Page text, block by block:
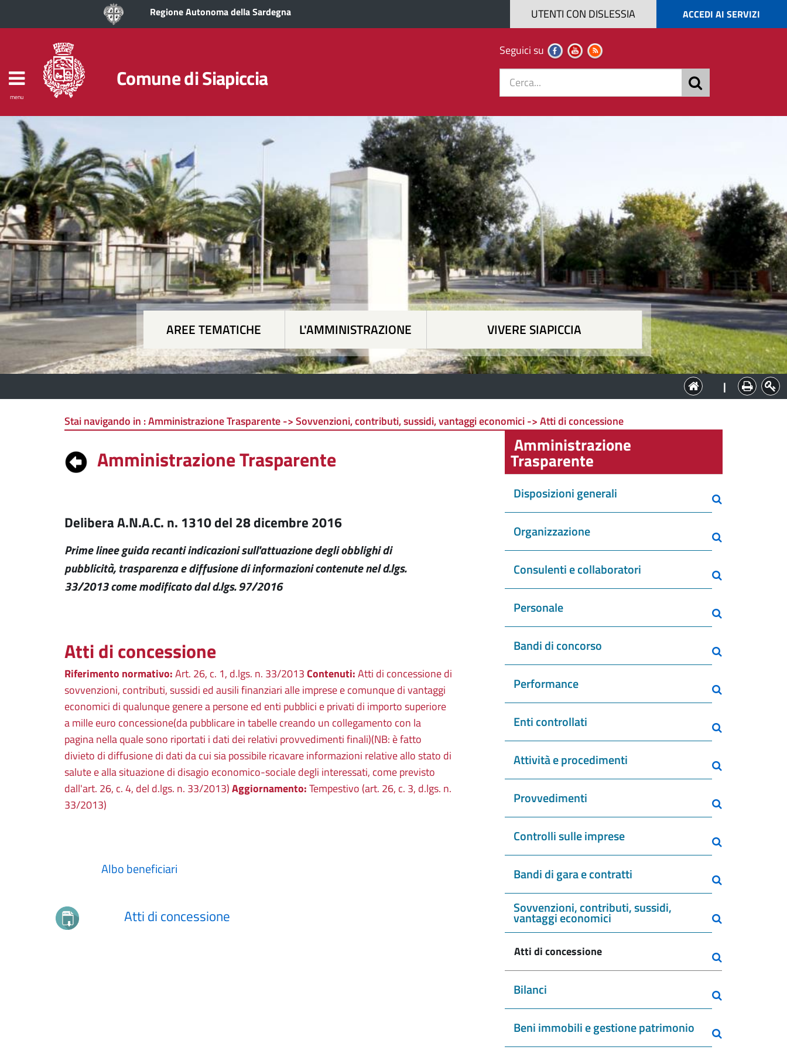
Regione Autonoma della Sardegna ACCEDI AI SERVIZI
UTENTI CON DISLESSIA
menu
Comune di Siapiccia
Seguici su
AREE TEMATICHE L'AMMINISTRAZIONE VIVERE SIAPICCIA
|
Stai navigando in :Amministrazione Trasparente -> Sovvenzioni, contributi, sussidi, vantaggi economici -> Atti di concessione
Amministrazione Trasparente
Delibera A.N.A.C. n. 1310 del 28 dicembre 2016
Prime linee guida recanti indicazioni sull'attuazione degli obblighi di
pubblicità, trasparenza e diffusione di informazioni contenute nel d.lgs.
33/2013 come modificato dal d.lgs. 97/2016
Atti di concessione
Riferimento normativo:Art. 26, c. 1, d.lgs. n. 33/2013Contenuti:Atti di concessione di
sovvenzioni, contributi, sussidi ed ausili finanziari alle imprese e comunque di vantaggi
economici di qualunque genere a persone ed enti pubblici e privati di importo superiore
a mille euro concessione(da pubblicare in tabelle creando un collegamento con la
pagina nella quale sono riportati i dati dei relativi provvedimenti finali)(NB: è fatto
divieto di diffusione di dati da cui sia possibile ricavare informazioni relative allo stato di
salute e alla situazione di disagio economico-sociale degli interessati, come previsto
dall'art. 26, c. 4, del d.lgs. n. 33/2013)Aggiornamento:Tempestivo (art. 26, c. 3, d.lgs. n.
33/2013)
Albo beneficiari
Atti di concessione
Amministrazione
Trasparente
Disposizioni generali
Organizzazione
Consulenti e collaboratori
Personale
Bandi di concorso
Performance
Enti controllati
Attività e procedimenti
Provvedimenti
Controlli sulle imprese
Bandi di gara e contratti
Sovvenzioni, contributi, sussidi,
vantaggi economici
Atti di concessione
Bilanci
Beni immobili e gestione patrimonio